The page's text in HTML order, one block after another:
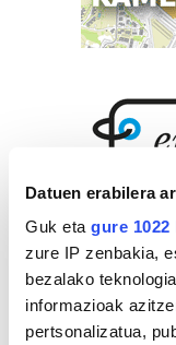
Datuen erabilera
Guk eta gure 1022
zure IP zenbakia,
bezalako
informazioak
pertsonalizatua,